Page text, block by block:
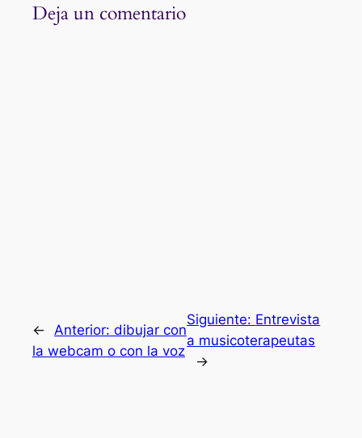
Deja un comentario
← Anterior: dibujar con
la webcam o con la voz
Siguiente: Entrevista
a musicoterapeutas
→